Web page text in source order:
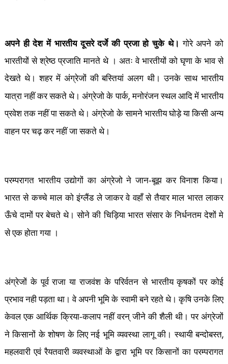
अपने ही देश में भारतीय दूसरे दर्जे की प्रजा हो चुके थे। गोरे अपने को
भारतीयों से श्रेष्ठ प्रजाति मानते थे । अतः वे भारतीयों को घृणा के भाव से
देखते थे। शहर में अंग्रेजों की बस्तियां अलग थी। उनके साथ भारतीय
यात्रा नहीं कर सकते थे। अंग्रेजो के पार्क,मनोरंजन स्थल आदि में भारतीय
प्रवेश तक नहीं पा सकते थे। अंग्रेजो के सामने भारतीय घोड़े या किसी अन्य
वाहन पर चढ़ कर नहीं जा सकते थे।
परम्परागत भारतीय उद्योगों का अंग्रेजो ने जान-बूझ कर विनाश किया।
भारत से कच्चे माल को इंग्लैंड ले जाकर वे वहाँ से तैयार माल भारत लाकर
ऊँचे दामों पर बेचते थे। सोने की चिड़िया भारत संसार के निर्धनतम देशों मे
से एक होता गया ।
अंग्रेजों के पूर्व राजा या राजवंश के परिर्वतन से भारतीय कृषकों पर कोई
प्रभाव नही पड़ता था। वे अपनी भूमि के स्वामी बने रहते थे। कृषि उनके लिए
केवल एक आर्थिक क्रिया-कलाप नहीं वरन् जीने की शैली थी। पर अंग्रेजों
ने किसानों के शोषण के लिए नई भूमि व्यवस्था लागू की। स्थायी बन्दोबस्त,
महलवारी एवं रैयतवारी व्यवस्थाओं के द्वारा भूमि पर किसानों का परम्परागत